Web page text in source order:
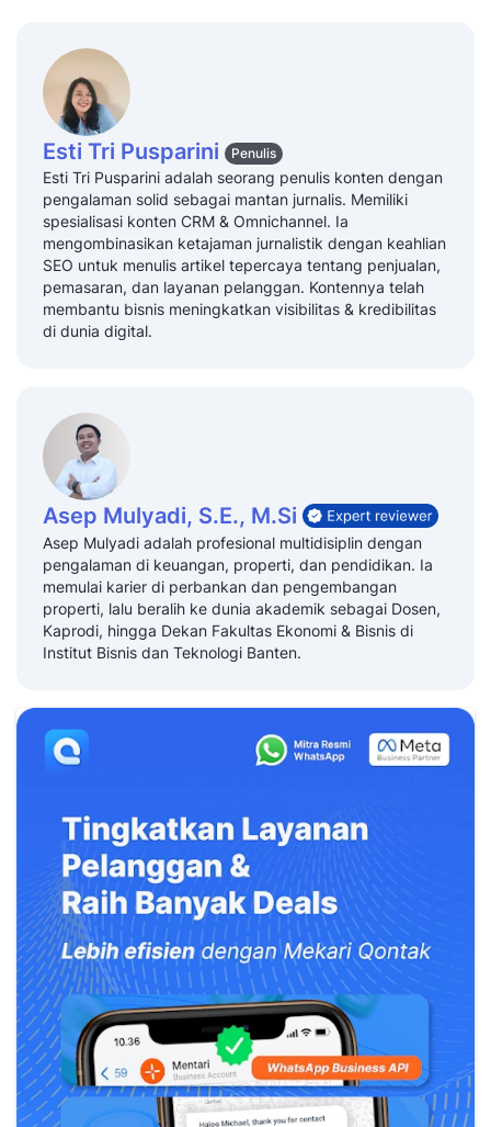
Esti Tri Pusparini Penulis
Esti Tri Pusparini adalah seorang penulis konten dengan
pengalaman solid sebagai mantan jurnalis. Memiliki
spesialisasi konten CRM & Omnichannel. Ia
mengombinasikan ketajaman jurnalistik dengan keahlian
SEO untuk menulis artikel tepercaya tentang penjualan,
pemasaran, dan layanan pelanggan. Kontennya telah
membantu bisnis meningkatkan visibilitas & kredibilitas
di dunia digital.
Asep Mulyadi, S.E., M.Si
Asep Mulyadi adalah profesional multidisiplin dengan
pengalaman di keuangan, properti, dan pendidikan. Ia
memulai karier di perbankan dan pengembangan
properti, lalu beralih ke dunia akademik sebagai Dosen,
Kaprodi, hingga Dekan Fakultas Ekonomi & Bisnis di
Institut Bisnis dan Teknologi Banten.